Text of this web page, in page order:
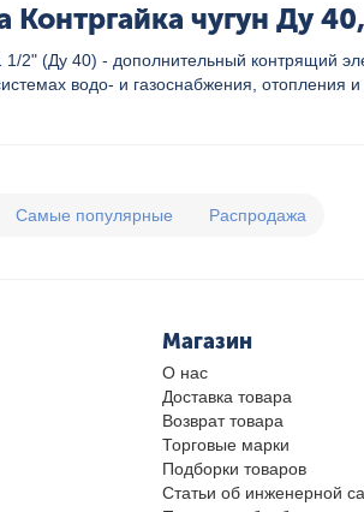
чугун Ду
1/2" (Ду 40) - дополнительный контрящий
водо- и газоснабжения, отопления и
Самые популярные Распродажа
Магазин
О нас
Доставка товара
Возврат товара
Торговые марки
Подборки товаров
Статьи об инженерной